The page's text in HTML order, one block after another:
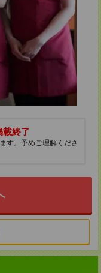
載終了
す。予めご理解くださ